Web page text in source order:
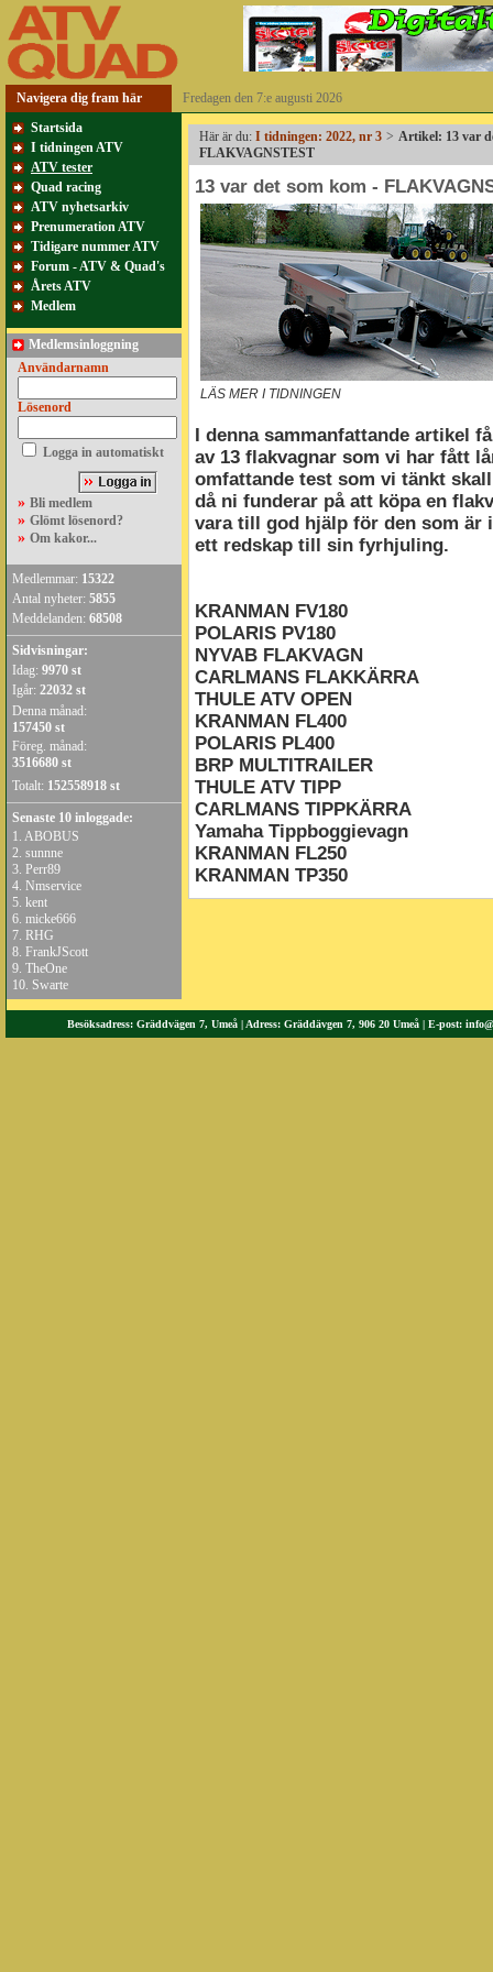
Navigera dig fram här
Fredagen den 7:e augusti 2026
Startsida
I tidningen ATV
ATV tester
Quad racing
ATV nyhetsarkiv
Prenumeration ATV
Tidigare nummer ATV
Forum - ATV & Quad's
Årets ATV
Medlem
Medlemsinloggning
Användarnamn
Lösenord
Logga in automatiskt
» Bli medlem
» Glömt lösenord?
» Om kakor...
Medlemmar: 15322
Antal nyheter: 5855
Meddelanden: 68508
Sidvisningar:
Idag: 9970 st
Igår: 22032 st
Denna månad:
157450 st
Föreg. månad:
3516680 st
Totalt: 152558918 st
Senaste 10 inloggade:
1. ABOBUS
2. sunnne
3. Perr89
4. Nmservice
5. kent
6. micke666
7. RHG
8. FrankJScott
9. TheOne
10. Swarte
Här är du: I tidningen: 2022, nr 3 > Artikel: 13 var
FLAKVAGNSTEST
13 var det som kom -
LÄS MER I TIDNINGEN
I denna sammanfattande artikel
av 13 flakvagnar som vi har fått
omfattande test som vi tänkt
då ni funderar på att köpa en
vara till god hjälp för den som är
ett redskap till sin fyrhjuling.
KRANMAN FV180
POLARIS PV180
NYVAB FLAKVAGN
CARLMANS FLAKKÄRRA
THULE ATV OPEN
KRANMAN FL400
POLARIS PL400
BRP MULTITRAILER
THULE ATV TIPP
CARLMANS TIPPKÄRRA
Yamaha Tippboggievagn
KRANMAN FL250
KRANMAN TP350
Besöksadress: Gräddvägen 7, Umeå | Adress: Gräddävgen 7, 906 20 Umeå | E-post: